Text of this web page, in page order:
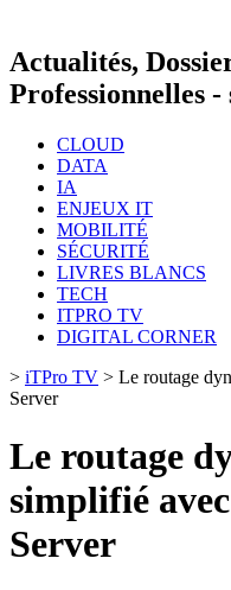
Actualités,
Professionnelles -
CLOUD
DATA
IA
ENJEUX IT
MOBILITÉ
SÉCURITÉ
LIVRES BLANCS
TECH
ITPRO TV
DIGITAL CORNER
> iTPro TV > Le routage
Server
Le routage
simplifié
Server